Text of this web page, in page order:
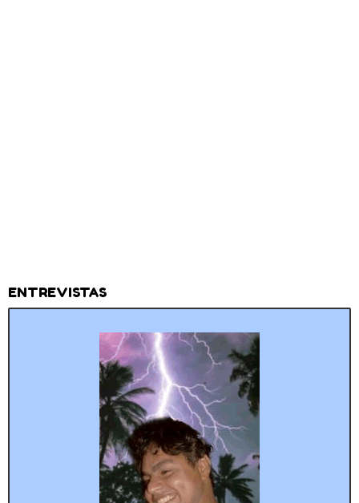
ENTREVISTAS